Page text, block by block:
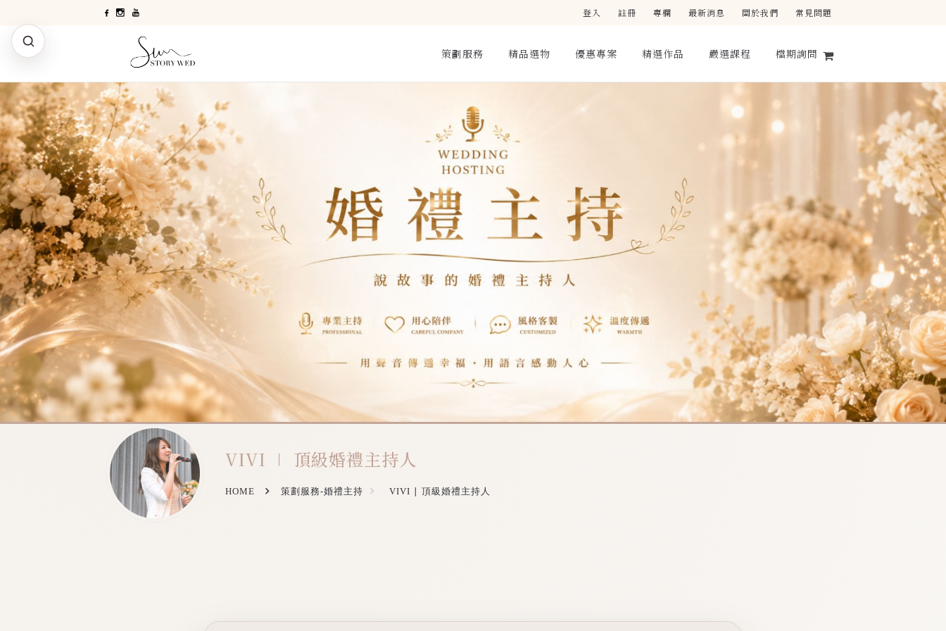
登入 註冊 專欄 最新消息 關於我們 常見問題
策劃服務 精品選物 優惠專案 精選作品 嚴選課程 檔期詢問
VIVI ∣ 頂級婚禮主持人
HOME 策劃服務-婚禮主持 VIVI ∣ 頂級婚禮主持人